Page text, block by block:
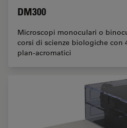
DM300
Microscopi monoculari o
corsi di scienze biologiche
plan-acromatici